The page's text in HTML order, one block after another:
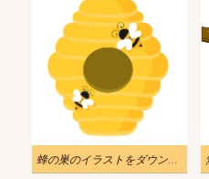
蜂の巣のイラストをダウンロード